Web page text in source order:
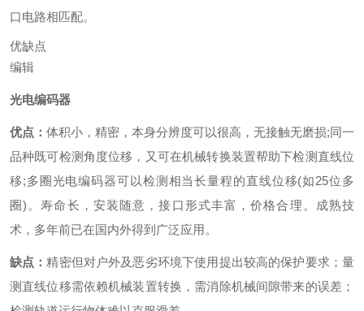
口电路相匹配。
优缺点
编辑
光电编码器
优点： 体积小，精密，本身分辨度可以很高，无接触无磨损;同一
品种既可检测角度位移，又可在机械转换装置帮助下检测直线位
移;多圈光电编码器可以检测相当长量程的直线位移(如25位多
圈)。寿命长，安装随意，接口形式丰富，价格合理。成熟技
术，多年前已在国内外得到广泛应用。
缺点：精密但对户外及恶劣环境下使用提出较高的保护要求；量
测直线位移需依赖机械装置转换，需消除机械间隙带来的误差；